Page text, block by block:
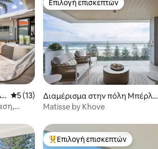
Μέση βαθμολογία: 5 στα 5, 13 κριτικές
5 (13)
Επιλογή επισκεπτών
Επιλογή επισκεπτών
Διαμέρισμα στην πόλη Μπέρλεϊ
Χεντς
Matisse by Khove
Κορυφαία επιλογή επισκεπτών
Επιλογή επισκεπτών